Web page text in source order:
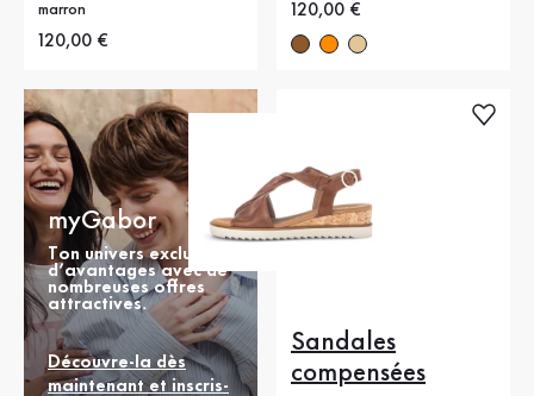
marron
Nouveau prix
120,00 €
Nouveau prix
120,00 €
myGabor
Ton univers exclusif
d’avantages avec de
nombreuses offres
attractives.
Découvre-la dès
maintenant et inscris-
Sandales
compensées